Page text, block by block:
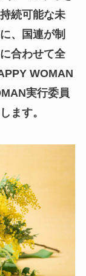
続可能な未
、国連が制
合わせて全
WOMAN
実行委員
ます。